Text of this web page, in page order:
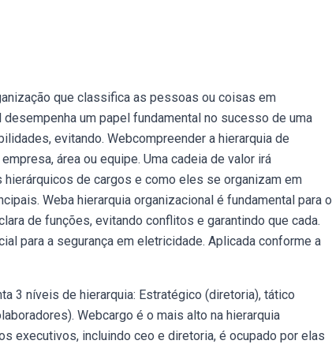
que classifica as pessoas ou coisas em
um papel fundamental no sucesso de uma
evitando. Webcompreender a hierarquia de
área ou equipe. Uma cadeia de valor irá
de cargos e como eles se organizam em
Weba hierarquia organizacional é fundamental para o
de funções, evitando conflitos e garantindo que cada.
para a segurança em eletricidade. Aplicada conforme a
3 níveis de hierarquia: Estratégico (diretoria), tático
Webcargo é o mais alto na hierarquia
executivos, incluindo ceo e diretoria, é ocupado por elas